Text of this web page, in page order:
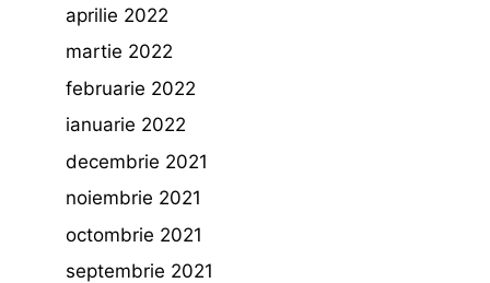
aprilie 2022
martie 2022
februarie 2022
ianuarie 2022
decembrie 2021
noiembrie 2021
octombrie 2021
septembrie 2021